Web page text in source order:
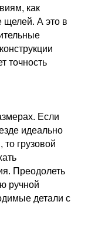
как
щелей. А это в
точность
Если
идеально
грузовой
Преодолеть
ручной
детали с